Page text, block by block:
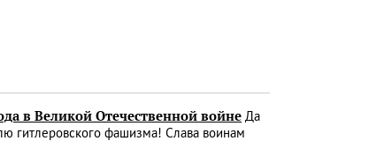
в Великой Отечественной войне Да
гитлеровского фашизма! Слава воинам